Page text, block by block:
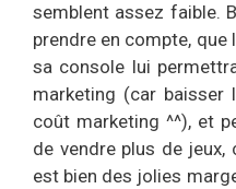
semblent assez faible.
prendre en compte,
sa console lui
marketing (car baisser
coût marketing ^^), et
de vendre plus de
est bien des jolies